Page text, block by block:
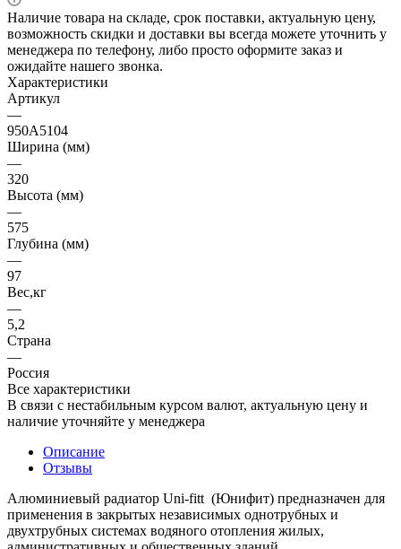
Наличие товара на складе, срок поставки, актуальную цену,
возможность скидки и доставки вы всегда можете уточнить у
менеджера по телефону, либо просто оформите заказ и
ожидайте нашего звонка.
Характеристики
Артикул
—
950A5104
Ширина (мм)
—
320
Высота (мм)
—
575
Глубина (мм)
—
97
Вес,кг
—
5,2
Страна
—
Россия
Все характеристики
В связи с нестабильным курсом валют, актуальную цену и
наличие уточняйте у менеджера
Описание
Отзывы
Алюминиевый радиатор Uni-fitt (Юнифит) предназначен для
применения в закрытых независимых однотрубных и
двухтрубных системах водяного отопления жилых,